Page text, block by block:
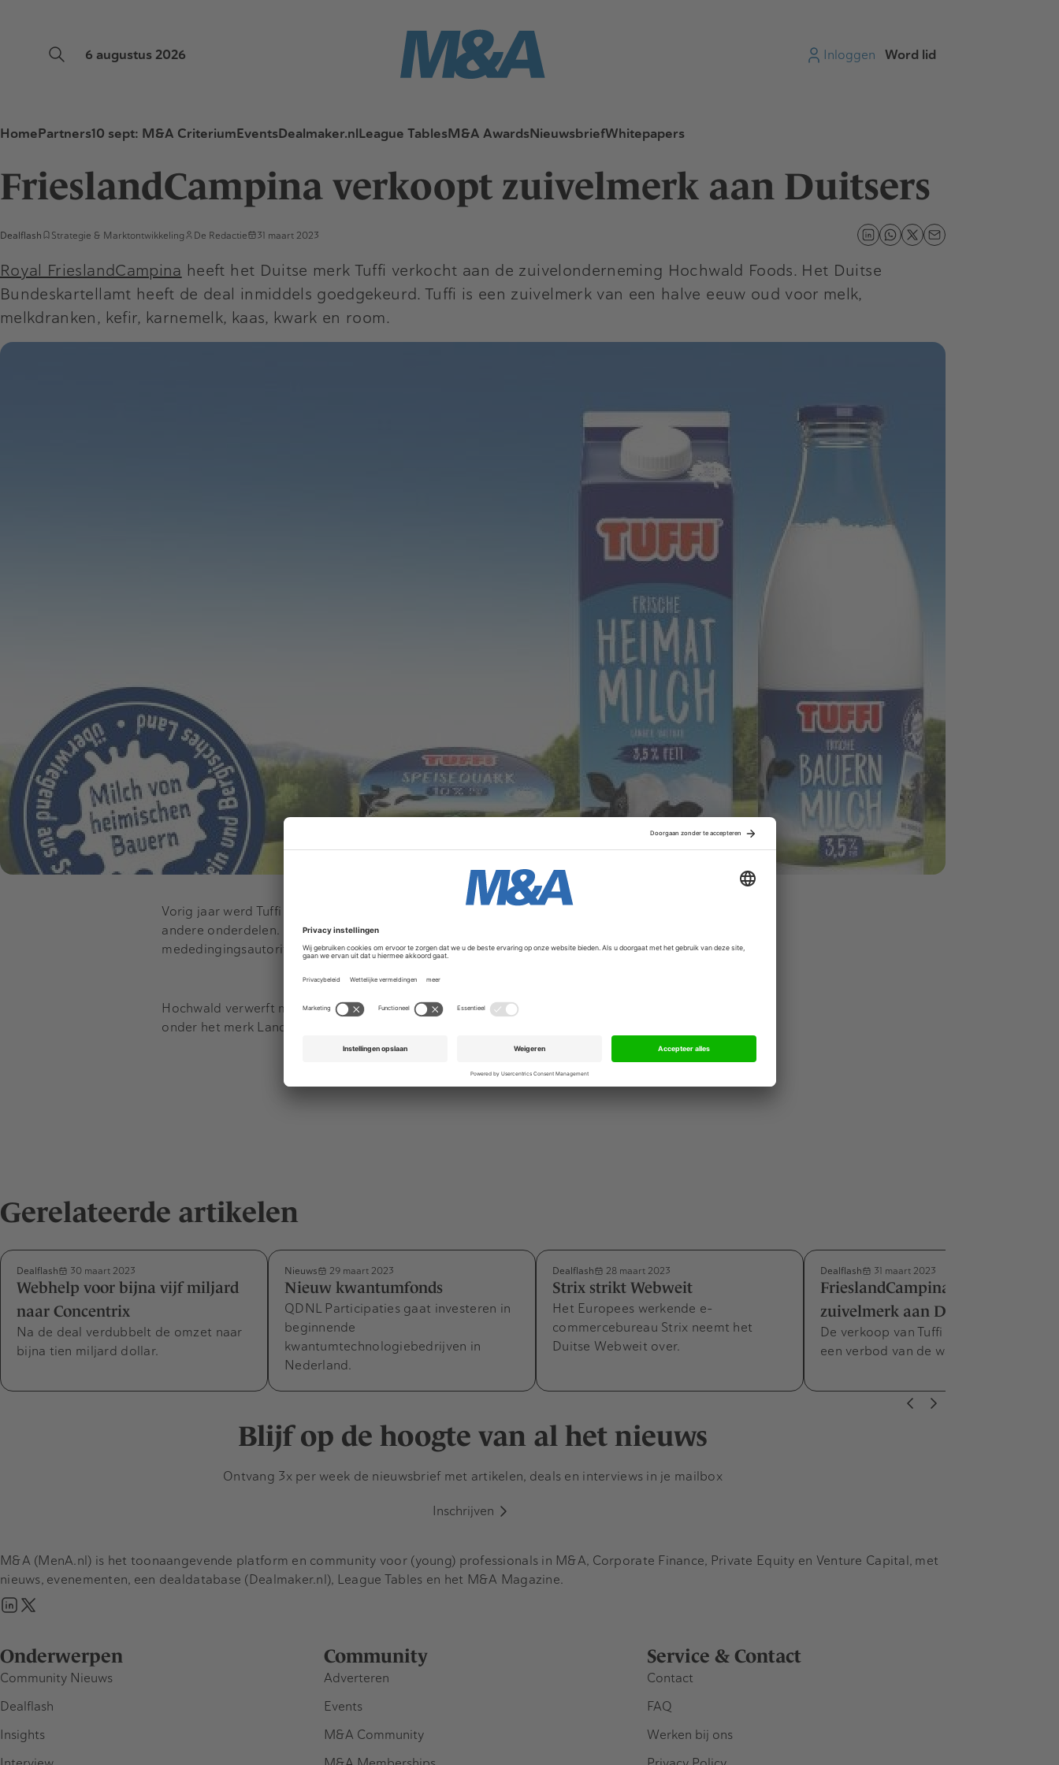
6 augustus 2026 Inloggen Word lid
HomePartners10 sept: M&A CriteriumEventsDealmaker.nlLeague TablesM&A AwardsNieuwsbriefWhitepapers
FrieslandCampina verkoopt zuivelmerk aan Duitsers
Dealflash Strategie & Marktontwikkeling De Redactie 31 maart 2023
Royal FrieslandCampina heeft het Duitse merk Tuffi verkocht aan de zuivelonderneming Hochwald Foods. Het Duitse
Bundeskartellamt heeft de deal inmiddels goedgekeurd. Tuffi is een zuivelmerk van een halve eeuw oud voor melk,
melkdranken, kefir, karnemelk, kaas, kwark en room.
Vorig jaar werd Tuffi door verkocht aan de zuivelgroep Theo Müller uit Beieren, samen met enkele
andere onderdelen. Maar deze deal vond geen genade in de ogen van de Duitse
mededingingsautoriteit.
Hochwald verwerft met de overname ook de licentie voor de productie en verkoop van rijstpudding
onder het merk Landliebe. Financiële details over de deal zijn niet bekendgemaakt.
Gerelateerde artikelen
Dealflash 30 maart 2023
Webhelp voor bijna vijf miljard
naar Concentrix
Na de deal verdubbelt de omzet naar
bijna tien miljard dollar.
Nieuws 29 maart 2023
Nieuw kwantumfonds
QDNL Participaties gaat investeren in
beginnende
kwantumtechnologiebedrijven in
Nederland.
Dealflash 28 maart 2023
Strix strikt Webweit
Het Europees werkende e-
commercebureau Strix neemt het
Duitse Webweit over.
Dealflash 31 maart 2023
FrieslandCampina verkoopt
zuivelmerk aan Duitsers
De verkoop van Tuffi stuitte eerst op
een verbod van de waakhond.
Blijf op de hoogte van al het nieuws
Ontvang 3x per week de nieuwsbrief met artikelen, deals en interviews in je mailbox
Inschrijven
Onderwerpen
Community Nieuws
Dealflash
Insights
Community
Adverteren
Events
M&A Community
Service & Contact
Contact
FAQ
Werken bij ons
M&A (MenA.nl) is het toonaangevende platform en community voor (young) professionals in M&A, Corporate Finance, Private Equity en Venture Capital, met
nieuws, evenementen, een dealdatabase (Dealmaker.nl), League Tables en het M&A Magazine.